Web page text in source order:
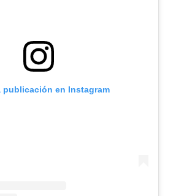
publicación en Instagram